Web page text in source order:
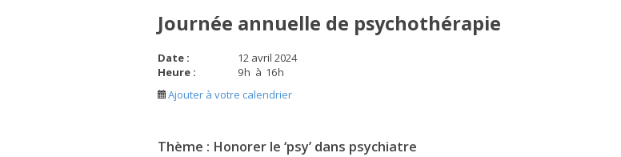
Journée annuelle de psychothérapie
Date :
12 avril 2024
Heure :
9h à 16h
Ajouter à votre calendrier
Thème : Honorer le ‘psy’ dans psychiatre